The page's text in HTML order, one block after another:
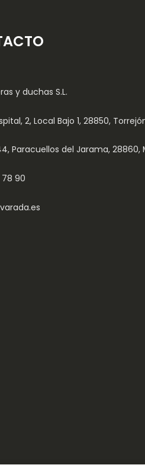
y duchas S.L.
2, Local Bajo 1, 28850,
Paracuellos del Jarama, 28860,
78 90